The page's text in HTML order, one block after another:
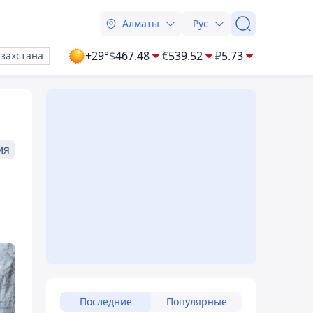
Алматы Рус
+29°$467.48 €539.52 ₽5.73
Последние Популярные